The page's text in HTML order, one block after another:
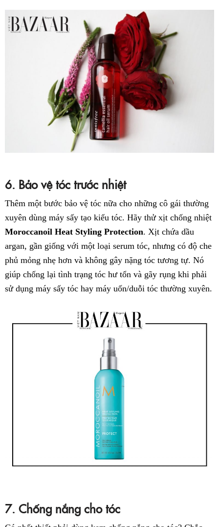
6. Bảo vệ tóc trước nhiệt
Thêm một bước bảo vệ tóc nữa cho những cô gái thường
xuyên dùng máy sấy tạo kiểu tóc. Hãy thử xịt chống nhiệt
Moroccanoil Heat Styling Protection. Xịt chứa dầu
argan, gần giống với một loại serum tóc, nhưng có độ che
phủ mỏng nhẹ hơn và không gây nặng tóc tương tự. Nó
giúp chống lại tình trạng tóc hư tổn và gãy rụng khi phải
sử dụng máy sấy tóc hay máy uốn/duỗi tóc thường xuyên.
7. Chống nắng cho tóc